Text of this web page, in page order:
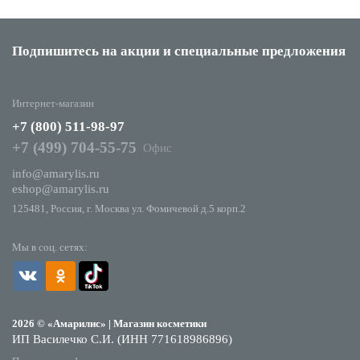
Подпишитесь на акции и специальные предложения
Мы в соц. сетях:
2026 © «Амарилис» | Магазин косметики
ИП Василечко С.И. (ИНН 771618986896)
Интернет-магазин
+7 (800) 511-98-97
+7 (499) 704-55-75
Офис
info@amarylis.ru
eshop@amarylis.ru
125481, Россия, г. Москва ул. Фомичевой д.5 корп.2